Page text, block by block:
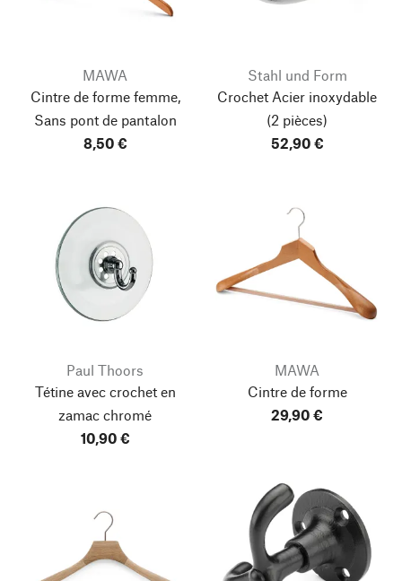
MAWA
Cintre de forme femme,
Sans pont de pantalon
8,50 €
Stahl und Form
Crochet Acier inoxydable
(2 pièces)
52,90 €
Paul Thoors
Tétine avec crochet en
zamac chromé
10,90 €
MAWA
Cintre de forme
29,90 €